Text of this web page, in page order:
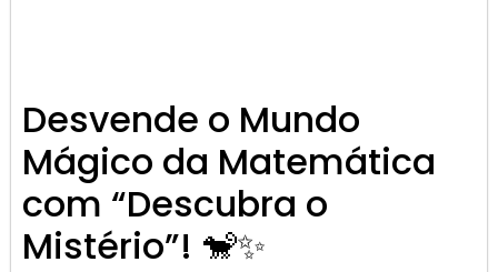
Desvende o Mundo
Mágico da Matemática
com “Descubra o
Mistério”! 🐒✨